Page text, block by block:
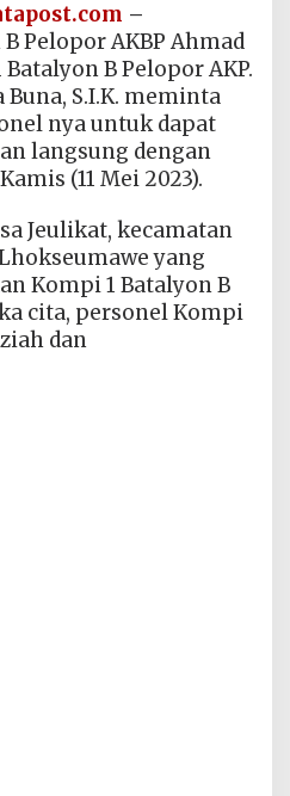
–
Pelopor AKBP Ahmad
B Pelopor AKP.
S.I.K. meminta
nya untuk dapat
langsung dengan
(11 Mei 2023).
Jeulikat, kecamatan
yang
Kompi 1 Batalyon B
cita, personel Kompi
dan